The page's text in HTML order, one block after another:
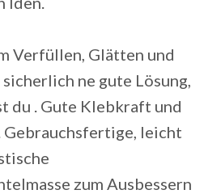
Verfüllen, Glätten und
ne gute Lösung,
du . Gute Klebkraft und
Gebrauchsfertige, leicht
zum Ausbessern